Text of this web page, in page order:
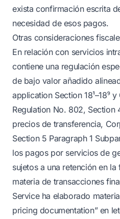
exista confirmación escrita
necesidad de esos pagos.
Otras consideraciones
En relación con servicios
contiene una regulación
de bajo valor añadido
application Section 18¹–18⁹
Regulation No. 802, Section
precios de transferencia,
Section 5 Paragraph 1
los pagos por servicios de
sujetos a una retención en
materia de transacciones
Service ha elaborado
pricing documentation” en